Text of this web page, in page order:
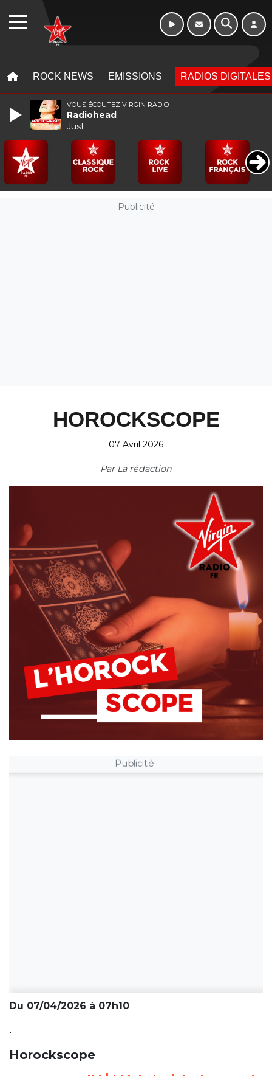
ROCK NEWS EMISSIONS RADIOS DIGITALES
Publicité
HOROCKSCOPE
07 Avril 2026
Par La rédaction
Publicité
Du 07/04/2026 à 07h10
.
Horockscope
VOUS ÉCOUTEZ VIRGIN RADIO
Radiohead
Just
WEBRADIO